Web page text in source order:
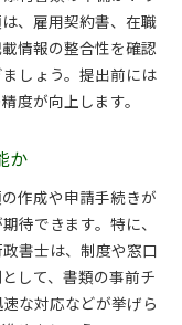
、雇用契約書、在職
情報の整合性を確認
しょう。提出前には
度が向上します。
か
作成や申請手続きが
待できます。特に、
書士は、制度や窓口
して、書類の事前チ
な対応などが挙げら